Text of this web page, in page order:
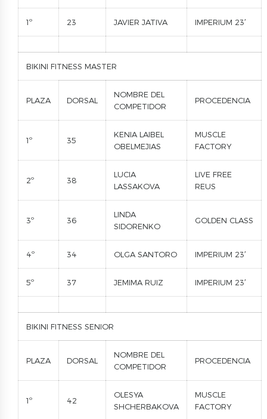
1º 23 JAVIER JATIVA IMPERIUM 23′
BIKINI FITNESS MASTER
PLAZA DORSAL
NOMBRE DEL
COMPETIDOR
PROCEDENCIA
1º 35
KENIA LAIBEL
OBELMEJIAS
MUSCLE
FACTORY
2º 38
LUCIA
LASSAKOVA
LIVE FREE
REUS
3º 36
LINDA
SIDORENKO
GOLDEN CLASS
4º 34 OLGA SANTORO IMPERIUM 23′
5º 37 JEMIMA RUIZ IMPERIUM 23′
BIKINI FITNESS SENIOR
PLAZA DORSAL
NOMBRE DEL
COMPETIDOR
PROCEDENCIA
1º 42
OLESYA
SHCHERBAKOVA
MUSCLE
FACTORY